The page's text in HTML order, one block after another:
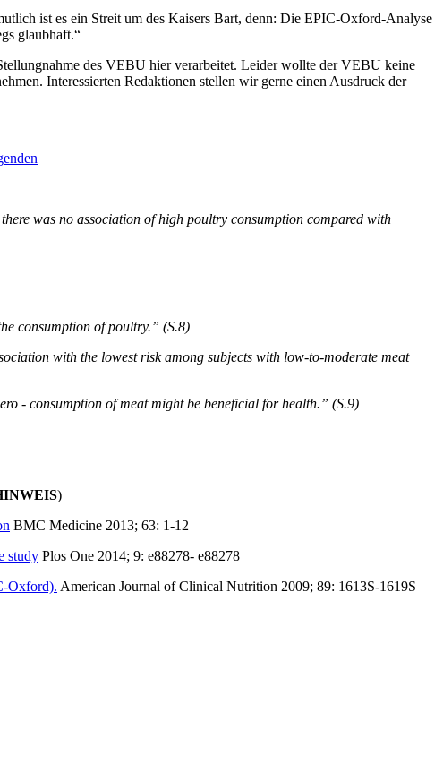
ist es ein Streit um des Kaisers Bart, denn: Die EPIC-Oxford-Analyse
glaubhaft.“
des VEBU hier verarbeitet. Leider wollte der VEBU keine
Interessierten Redaktionen stellen wir gerne einen Ausdruck der
was no association of high poultry consumption compared with
consumption of poultry.” (S.8)
with the lowest risk among subjects with low-to-moderate meat
- consumption of meat might be beneficial for health.” (S.9)
)
BMC Medicine 2013; 63: 1-12
study Plos One 2014; 9: e88278- e88278
Oxford). American Journal of Clinical Nutrition 2009; 89: 1613S-1619S